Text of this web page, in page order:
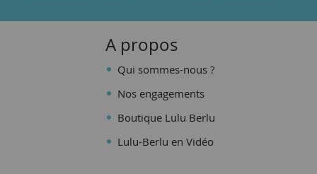
A propos
Qui sommes-nous ?
Nos engagements
Boutique Lulu Berlu
Lulu-Berlu en Vidéo